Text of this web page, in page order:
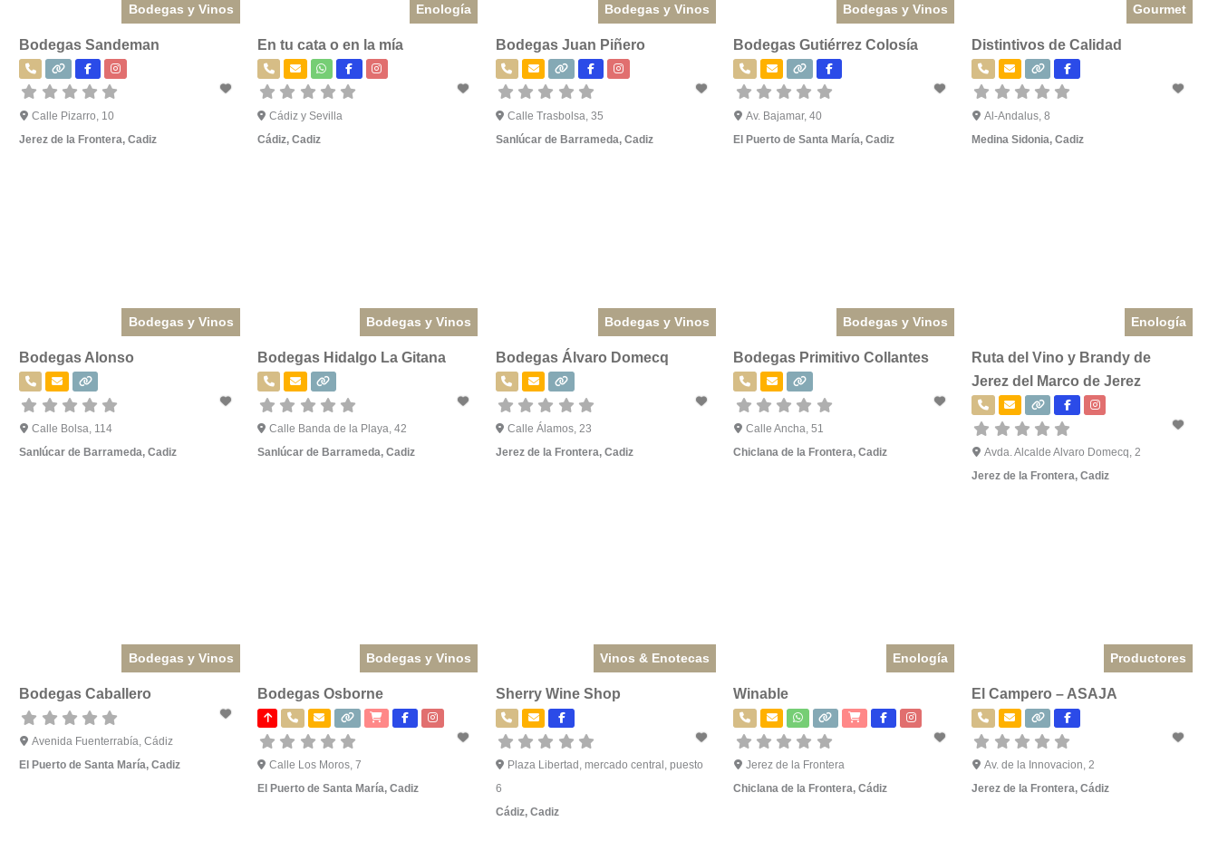
Bodegas y Vinos
Bodegas Sandeman
Calle Pizarro, 10
Jerez de la Frontera, Cadiz
Enología
En tu cata o en la mía
Cádiz y Sevilla
Cádiz, Cadiz
Bodegas y Vinos
Bodegas Juan Piñero
Calle Trasbolsa, 35
Sanlúcar de Barrameda, Cadiz
Bodegas y Vinos
Bodegas Gutiérrez Colosía
Av. Bajamar, 40
El Puerto de Santa María,Cadiz
Gourmet
Distintivos de Calidad
Al-Andalus, 8
Medina Sidonia,Cadiz
Bodegas y Vinos
Bodegas Alonso
Calle Bolsa, 114
Sanlúcar de Barrameda, Cadiz
Bodegas y Vinos
Bodegas Hidalgo La Gitana
Calle Banda de la Playa, 42
Sanlúcar de Barrameda, Cadiz
Bodegas y Vinos
Bodegas Álvaro Domecq
Calle Álamos, 23
Jerez de la Frontera, Cadiz
Bodegas y Vinos
Bodegas Primitivo Collantes
Calle Ancha, 51
Chiclana de la Frontera,Cadiz
Enología
Ruta del Vino y Brandy de
Jerez del Marco de Jerez
Avda. Alcalde Alvaro Domecq, 2
Jerez de la Frontera,Cadiz
Bodegas y Vinos
Bodegas Caballero
Avenida Fuenterrabía, Cádiz
El Puerto de Santa María, Cadiz
Bodegas y Vinos
Bodegas Osborne
Calle Los Moros, 7
El Puerto de Santa María, Cadiz
Vinos & Enotecas
Sherry Wine Shop
Plaza Libertad, mercado central, puesto
6
Cádiz, Cadiz
Enología
Winable
Jerez de la Frontera
Chiclana de la Frontera,Cádiz
Productores
El Campero – ASAJA
Av. de la Innovacion, 2
Jerez de la Frontera,Cádiz